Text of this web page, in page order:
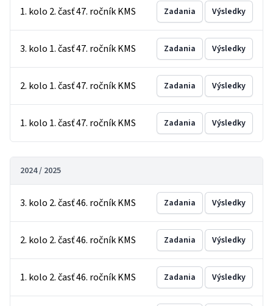
1. kolo 2. časť 47. ročník KMS Zadania Výsledky
3. kolo 1. časť 47. ročník KMS Zadania Výsledky
2. kolo 1. časť 47. ročník KMS Zadania Výsledky
1. kolo 1. časť 47. ročník KMS Zadania Výsledky
2024 / 2025
3. kolo 2. časť 46. ročník KMS Zadania Výsledky
2. kolo 2. časť 46. ročník KMS Zadania Výsledky
1. kolo 2. časť 46. ročník KMS Zadania Výsledky